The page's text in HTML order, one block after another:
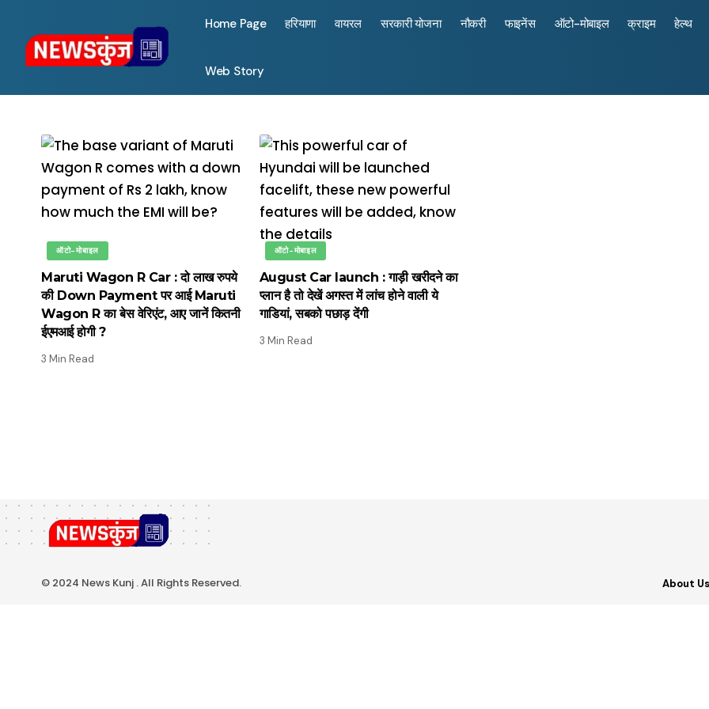
Home Page हरियाणा वायरल सरकारी योजना नौकरी फाइनेंस ऑटो-मोबाइल क्राइम हेल्थ
Web Story
ऑटो-मोबाइल
Maruti Wagon R Car : दो लाख रुपये
की Down Payment पर आई Maruti
Wagon R का बेस वेरिएंट, आए जानें कितनी
ईएमआई होगी ?
3 Min Read
ऑटो-मोबाइल
August Car launch : गाड़ी खरीदने का
प्लान है तो देखें अगस्त में लांच होने वाली ये
गाडियां, सबको पछाड़ देंगी
3 Min Read
© 2024 News Kunj . All Rights Reserved. About Us